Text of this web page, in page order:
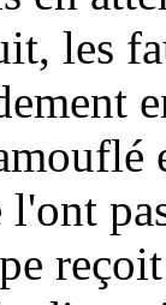
les
l'ont